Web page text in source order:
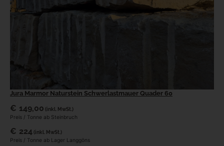
Jura Marmor Naturstein Schwerlastmauer Quader 60
€ 149,00 (inkl. MwSt.)
Preis / Tonne ab Steinbruch
€ 224 (inkl. MwSt.)
Preis / Tonne ab Lager Langgöns